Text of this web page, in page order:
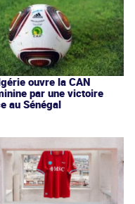
ouvre la CAN
par une victoire
au Sénégal